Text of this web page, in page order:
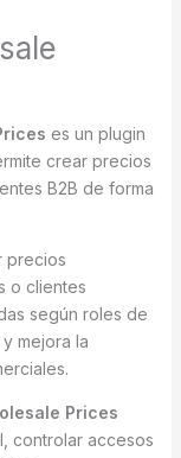
es un plugin
crear precios
B2B de forma
precios
o clientes
según roles de
mejora la
Prices
controlar accesos